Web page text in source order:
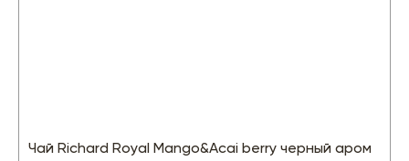
Чай Richard Royal Mango&Acai berry черный аром